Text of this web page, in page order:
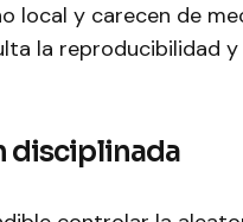
local y carecen de
la reproducibilidad y
disciplinada